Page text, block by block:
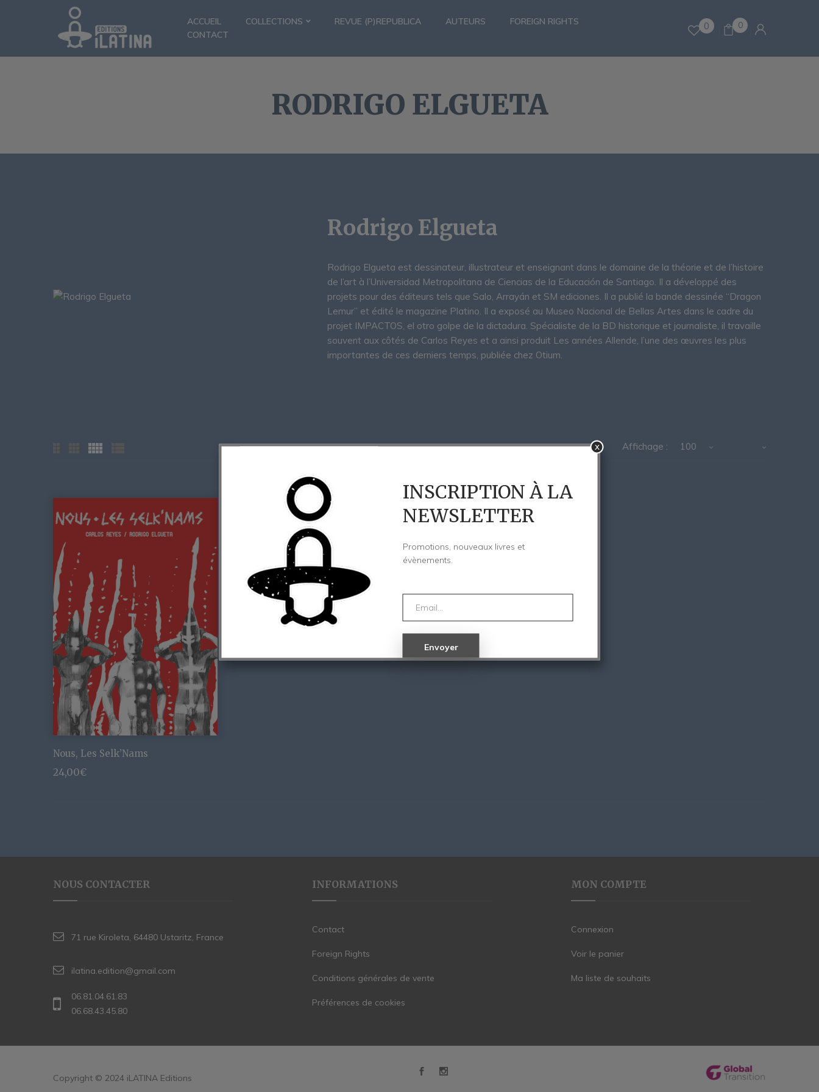
ACCUEIL COLLECTIONS REVUE (P)REPUBLICA AUTEURS
FOREIGN RIGHTS
CONTACT
0 0
RODRIGO ELGUETA
Rodrigo Elgueta
Rodrigo Elgueta est dessinateur, illustrateur et enseignant dans le domaine de la théorie et de l’histoire
de l’art à l’Universidad Metropolitana de Ciencias de la Educación de Santiago. Il a développé des
projets pour des éditeurs tels que Salo, Arrayán et SM ediciones. Il a publié la bande dessinée “Dragon
Lemur” et édité le magazine Platino. Il a exposé au Museo Nacional de Bellas Artes dans le cadre du
projet IMPACTOS, el otro golpe de la dictadura. Spécialiste de la BD historique et journaliste, il travaille
souvent aux côtés de Carlos Reyes et a ainsi produit Les années Allende, l’une des œuvres les plus
importantes de ces derniers temps, publiée chez Otium.
Affichage : 100
Nous, Les Selk’Nams
24,00€
NOUS CONTACTER
71 rue Kiroleta, 64480 Ustaritz, France
ilatina.edition@gmail.com
06.81.04.61.83
06.68.43.45.80
INFORMATIONS
Contact
Foreign Rights
Conditions générales de vente
Préférences de cookies
MON COMPTE
Connexion
Voir le panier
Ma liste de souhaits
Copyright © 2024 iLATINA Editions
x
INSCRIPTION À LA
NEWSLETTER
Promotions, nouveaux livres et
évènements.